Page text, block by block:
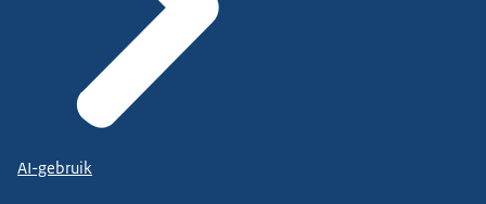
AI-gebruik